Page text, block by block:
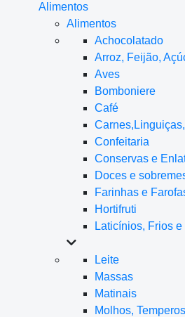
Alimentos
Alimentos
Achocolatado
Arroz, Feijão,
Aves
Bomboniere
Café
Confeitaria
Conservas e
Doces e
Farinhas e
Hortifruti
Laticínios, Frios e
Leite
Massas
Matinais
Molhos,